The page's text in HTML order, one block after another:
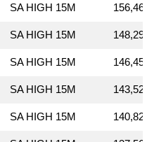
SA HIGH 15M 156,468
SA HIGH 15M 148,295
SA HIGH 15M 146,454
SA HIGH 15M 143,520
SA HIGH 15M 140,824